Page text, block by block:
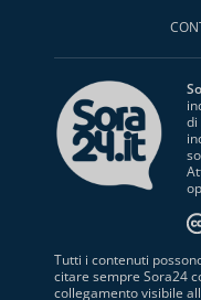
di
Tutti i contenuti
citare sempre Sora24
collegamento visibile